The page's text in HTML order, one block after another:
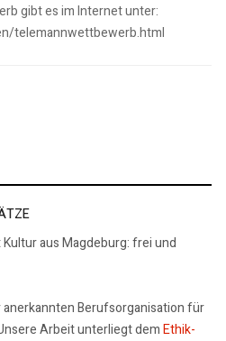
gibt es im Internet unter:
telemannwettbewerb.html
erhöht Förderung für
Preis der Lutherstädte stärkt
aus Magdeburg: frei und
anerkannten Berufsorganisation für
Arbeit unterliegt demEthik-